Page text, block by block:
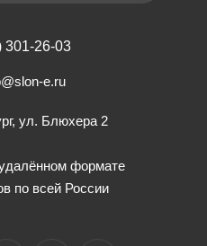
301-26-03
e.ru
ул. Блюхера 2
формате
по всей России